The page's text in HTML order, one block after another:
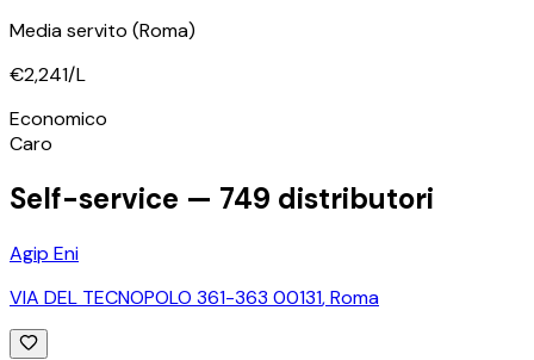
Media servito (Roma)
€2,241/L
Economico
Caro
Self-service — 749 distributori
Agip Eni
VIA DEL TECNOPOLO 361-363 00131,Roma